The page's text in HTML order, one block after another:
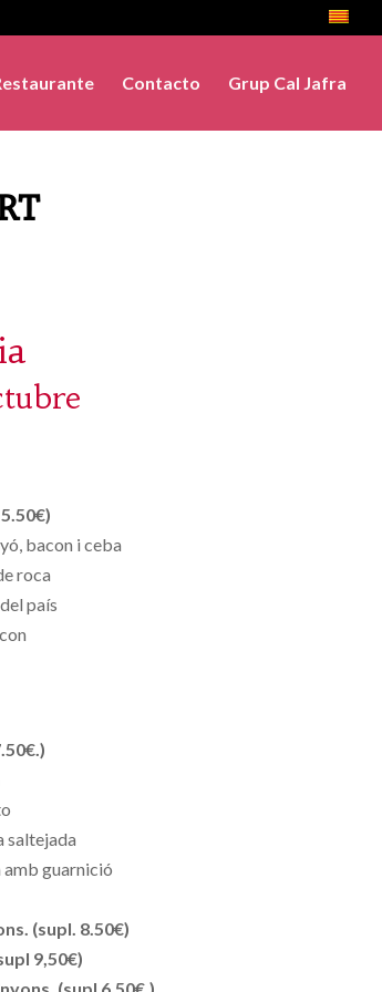
Contacto Grup Cal Jafra
bacon i ceba
roca
país
saltejada
amb guarnició
(supl. 8.50€)
9,50€)